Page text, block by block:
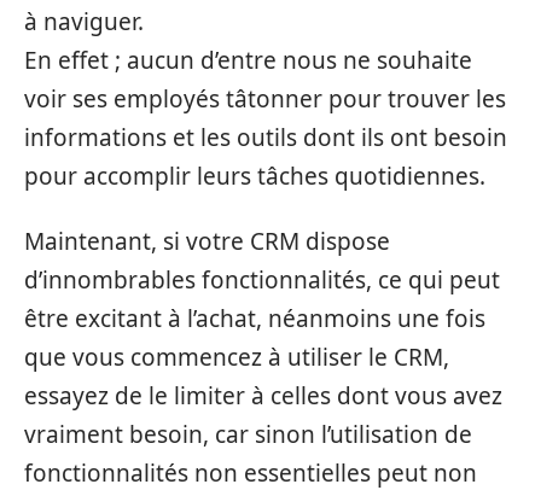
à naviguer.
En effet ; aucun d’entre nous ne souhaite
voir ses employés tâtonner pour trouver les
informations et les outils dont ils ont besoin
pour accomplir leurs tâches quotidiennes.
Maintenant, si votre CRM dispose
d’innombrables fonctionnalités, ce qui peut
être excitant à l’achat, néanmoins une fois
que vous commencez à utiliser le CRM,
essayez de le limiter à celles dont vous avez
vraiment besoin, car sinon l’utilisation de
fonctionnalités non essentielles peut non